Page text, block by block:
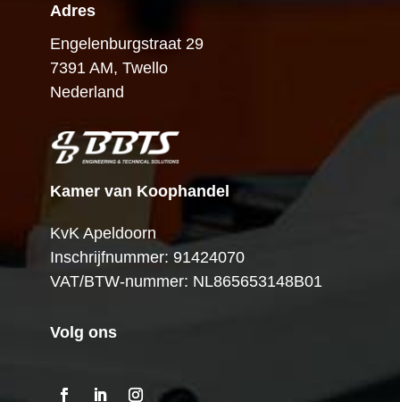
Kamer van Koophandel
KvK Apeldoorn
Inschrijfnummer: 91424070
VAT/BTW-nummer: NL865653148B01
Adres
Engelenburgstraat 29
7391 AM, Twello
Nederland
Volg ons